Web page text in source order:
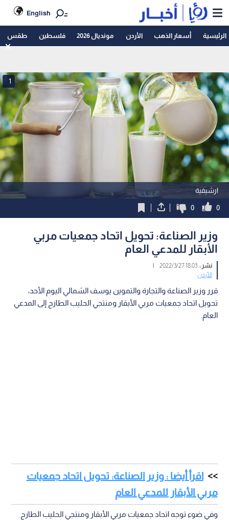
English
الرئيسية أسعار الذهب الأردن مونديال 2026 فلسطين طقس
ارشيفية
1
0
0
وزير الصناعة: تحويل اتحاد جمعيات مربي
الأبقار للمدعي العام
نشر :18:03 2022/3/27
|
الأردن
قرر وزير الصناعة والتجارة والتموين يوسف الشمالي اليوم الأحد،
تحويل اتحاد جمعيات مربي الأبقار ومنتجي الحليب الطازج إلى المدعي
العام.
اقرأ أيضا : وزير الصناعة: تحويل اتحاد جمعيات
مربي الأبقار للمدعي العام
وفي ضوء توجه اتحاد جمعيات مربي الأبقار ومنتجي الحليب الطازج